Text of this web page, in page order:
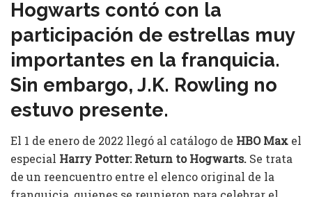
Hogwarts contó con la
participación de estrellas muy
importantes en la franquicia.
Sin embargo, J.K. Rowling no
estuvo presente.
El 1 de enero de 2022 llegó al catálogo de HBO Max el
especial Harry Potter: Return to Hogwarts. Se trata
de un reencuentro entre el elenco original de la